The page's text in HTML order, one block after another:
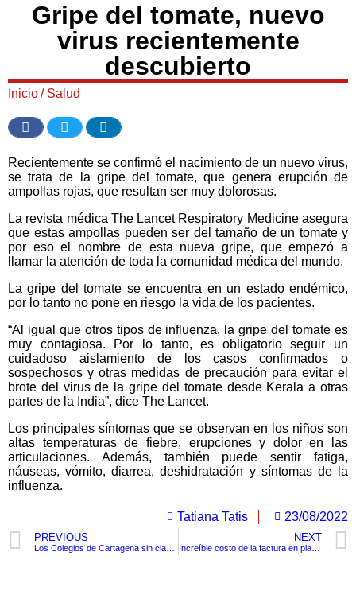
Gripe del tomate, nuevo
virus recientemente
descubierto
Inicio/ Salud
Recientemente se confirmó el nacimiento de un nuevo virus,
se trata de la gripe del tomate, que genera erupción de
ampollas rojas, que resultan ser muy dolorosas.
La revista médica The Lancet Respiratory Medicine asegura
que estas ampollas pueden ser del tamaño de un tomate y
por eso el nombre de esta nueva gripe, que empezó a
llamar la atención de toda la comunidad médica del mundo.
La gripe del tomate se encuentra en un estado endémico,
por lo tanto no pone en riesgo la vida de los pacientes.
“Al igual que otros tipos de influenza, la gripe del tomate es
muy contagiosa. Por lo tanto, es obligatorio seguir un
cuidadoso aislamiento de los casos confirmados o
sospechosos y otras medidas de precaución para evitar el
brote del virus de la gripe del tomate desde Kerala a otras
partes de la India”, dice The Lancet.
Los principales síntomas que se observan en los niños son
altas temperaturas de fiebre, erupciones y dolor en las
articulaciones. Además, también puede sentir fatiga,
náuseas, vómito, diarrea, deshidratación y síntomas de la
influenza.
Tatiana Tatis 23/08/2022
PREVIOUS NEXT
Increíble costo de la factura en playa de Barú a turistas mexicanos